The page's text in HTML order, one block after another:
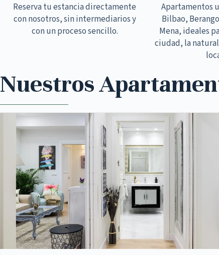
Reserva tu estancia directamente
con nosotros, sin intermediarios y
con un proceso sencillo.
Apartamentos
Bilbao,
Mena, ideales
ciudad, la
Nuestros